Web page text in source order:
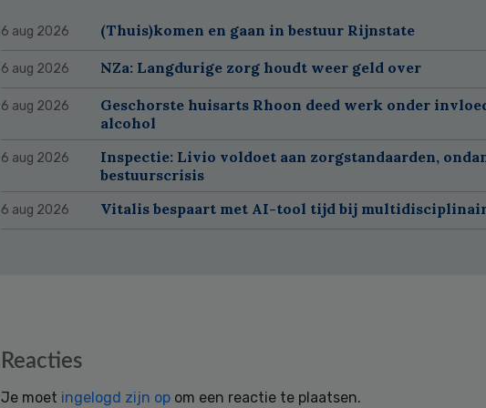
6 aug 2026 (Thuis)komen en gaan in bestuur Rijnstate
6 aug 2026 NZa: Langdurige zorg houdt weer geld over
6 aug 2026
Geschorste huisarts Rhoon deed werk onder
alcohol
6 aug 2026
Inspectie: Livio voldoet aan zorgstandaarden,
bestuurscrisis
6 aug 2026 Vitalis bespaart met AI-tool tijd bij
Reacties
Je moet ingelogd zijn op om een reactie te plaatsen.